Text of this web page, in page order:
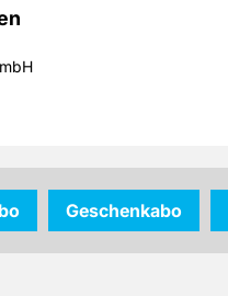
Geschenkabo